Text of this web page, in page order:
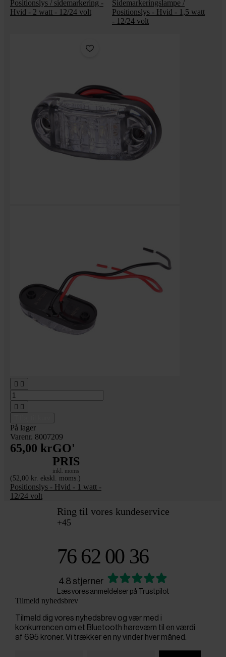
Positionslys / sidemarkering -
Hvid - 2 watt - 12/24 volt
Sidemarkeringslampe /
Positionslys - Hvid - 1,5 watt
- 12/24 volt
 
 
På lager
Varenr. 8007209
65,00 krGO'
PRIS
inkl. moms
(52,00 kr. ekskl. moms.)
Positionslys - Hvid - 1 watt -
12/24 volt
Ring til vores kundeservice
+45
76 62 00 36
4.8 stjerner
Læs vores anmeldelser på Trustpilot
Tilmeld nyhedsbrev
Tilmeld dig vores nyhedsbrev og vær med i
konkurrencen om et Bluetooth høreværn til en værdi
af 695 kroner. Vi trækker en ny vinder hver måned.